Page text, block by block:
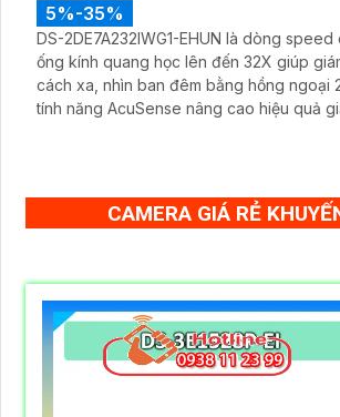
5%-35%
DS-2DE7A232IWG1-EHUN là dòng
ống kính quang học lên đến 32X giúp
cách xa, nhìn ban đêm bằng hồng ngoại
tính năng AcuSense nâng cao hiệu quả
CAMERA GIÁ RẺ